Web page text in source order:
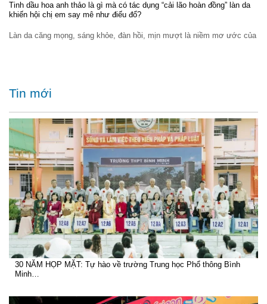
Tinh dầu hoa anh thảo là gì mà có tác dụng “cải lão hoàn đồng” làn da
khiến hội chị em say mê như điếu đổ?
Làn da căng mọng, sáng khỏe, đàn hồi, mịn mượt là niềm mơ ước của
Tin mới
30 NĂM HỌP MẶT: Tự hào về trường Trung học Phổ thông Bình
Minh…